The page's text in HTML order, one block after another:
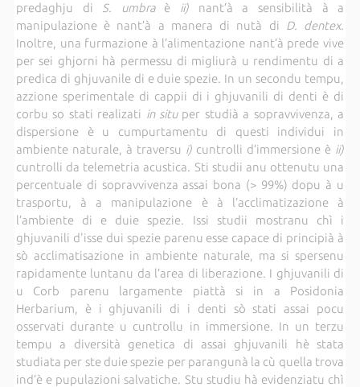
predaghju di
S. umbraè ii) nant’à a sensibilità à a
manipulazione è nant’à a manera di nutà di D. dentex.
Inoltre, una furmazione à l’alimentazione nant’à prede vive
per sei ghjorni hà permessu di migliurà u rendimentu di a
predica di ghjuvanile di e duie spezie. In un secondu tempu,
azzione sperimentale di cappii di i ghjuvanili di denti è di
corbu so stati realizati in situper studià a sopravvivenza, a
dispersione è u cumpurtamentu di questi individui in
ambiente naturale, à traversu i) cuntrolli d’immersione è ii)
cuntrolli da telemetria acustica. Sti studii anu ottenutu una
percentuale di sopravvivenza assai bona (> 99%) dopu à u
trasportu, à a manipulazione è à l’acclimatizazione à
l’ambiente di e duie spezie. Issi studii mostranu chì i
ghjuvanili d'isse dui spezie parenu esse capace di principià à
sò acclimatisazione in ambiente naturale, ma si spersenu
rapidamente luntanu da l’area di liberazione. I ghjuvanili di
u Corb parenu largamente piattà si in a Posidonia
Herbarium, è i ghjuvanili di i denti sò stati assai pocu
osservati durante u cuntrollu in immersione. In un terzu
tempu a diversità genetica di assai ghjuvanili hè stata
studiata per ste duie spezie per parangunà la cù quella trova
ind’è e pupulazioni salvatiche. Stu studiu hà evidenziatu chì